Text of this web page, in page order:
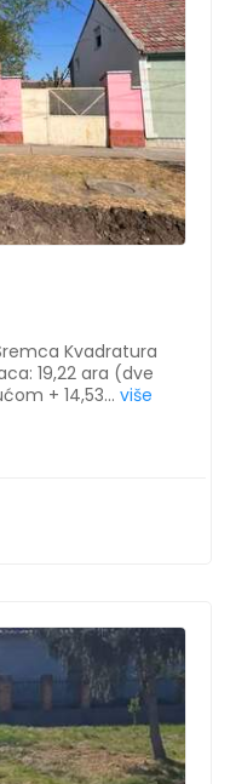
Kvadratura
19,22 ara (dve
+ 14,53... više